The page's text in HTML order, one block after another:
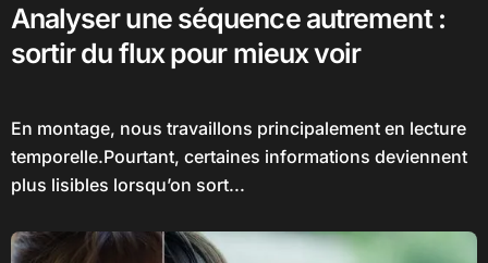
Analyser une séquence autrement :
sortir du flux pour mieux voir
En montage, nous travaillons principalement en lecture
temporelle.Pourtant, certaines informations deviennent
plus lisibles lorsqu’on sort...